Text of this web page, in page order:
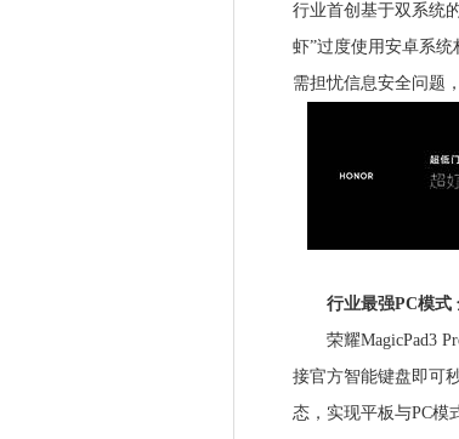
行业首创基于双系统
虾”过度使用安卓系
需担忧信息安全问题
行业最强PC模式
荣耀MagicPad3 Pro
接官方智能键盘即可
态，实现平板与PC模